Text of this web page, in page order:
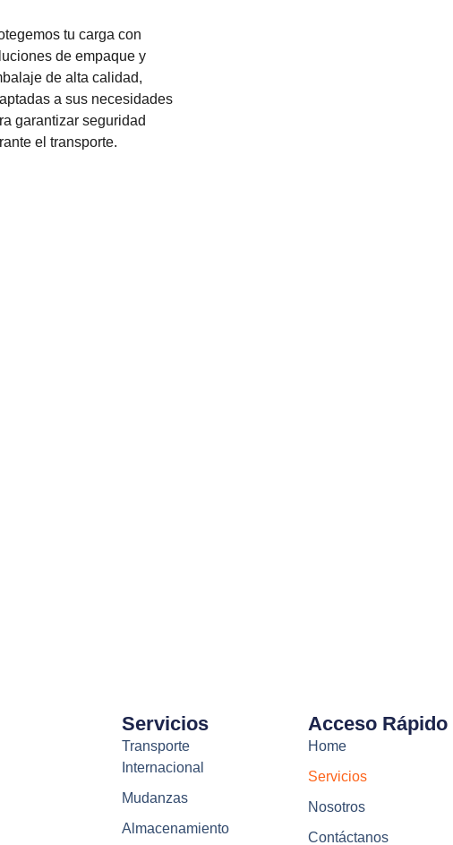
tu carga con
de empaque y
de alta calidad,
a sus necesidades
garantizar seguridad
el transporte.
Servicios
Transporte
Internacional
Mudanzas
Almacenamiento
Acceso Rápido
Home
Servicios
Nosotros
Contáctanos